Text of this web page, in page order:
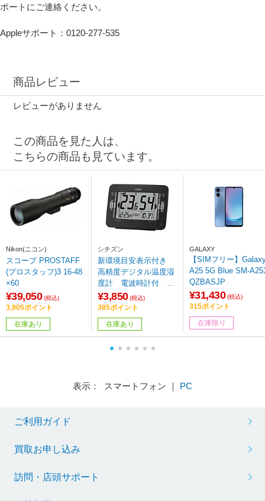
ポートにご連絡ください。
Appleサポート：0120-277-535
商品レビュー
レビューがありません
この商品を見た人は、
こちらの商品も見ています。
Nikon(ニコン)
スコープ PROSTAFF
(プロスタッフ)3 16-48
×60
¥39,050 (税込)
3,905ポイント
在庫あり
シチズン
新環境目安表示付き
高精度デジタル温度湿
度計 電波時計付 8R
Z232-002 黒 8RZ232-0
02 ［デジタル］
¥3,850 (税込)
385ポイント
在庫あり
GALAXY
【SIMフリー】
A25 5G Blue SM-A253
QZBASJP
¥31,430 (税込)
315ポイント
在庫限り
表示： スマートフォン ｜ PC
ご利用ガイド
買取お申し込み
訪問・店頭サポート